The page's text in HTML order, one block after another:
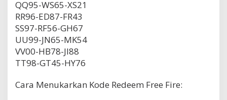
QQ95-WS65-XS21
RR96-ED87-FR43
SS97-RF56-GH67
UU99-JN65-MK54
VV00-HB78-JI88
TT98-GT45-HY76
Cara Menukarkan Kode Redeem Free Fire: